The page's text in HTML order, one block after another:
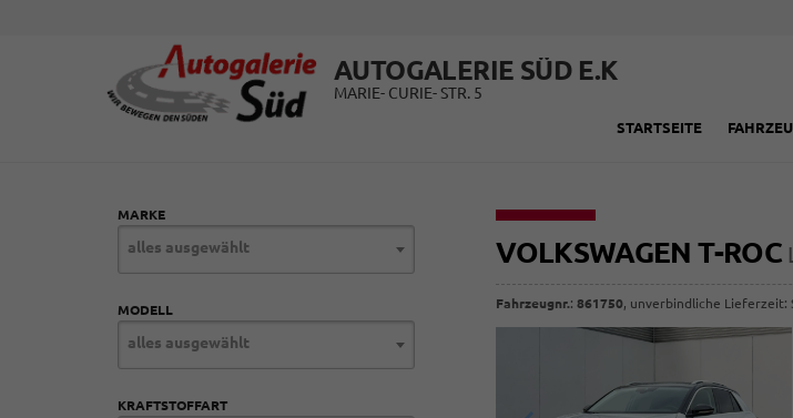
AUTOGALERIE SÜD E.K
MARIE- CURIE- STR. 5
STARTSEITE
VOLKSWAGEN T-ROC
Fahrzeugnr.:861750, unverbindliche Lieferzeit:
MARKE
alles ausgewählt
MODELL
alles ausgewählt
KRAFTSTOFFART